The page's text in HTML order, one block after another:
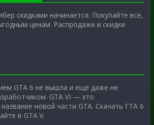
скидками начинается. Покупайте всё,
ценам. Распродажи и скидки
GTA 6 не вышла и ещё даже не
GTA VI — это
новой части GTA. Скачать ГТА 6
в GTA V.